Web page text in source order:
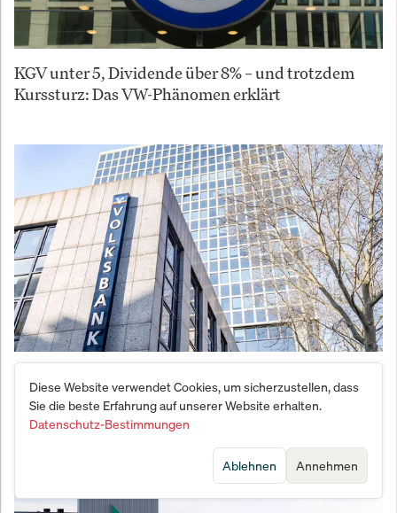
KGV unter 5, Dividende über 8% – und trotzdem
Kurssturz: Das VW-Phänomen erklärt
Manager wehrt sich gegen Bordell-Vorwürfe
Diese Website verwendet Cookies, um sicherzustellen, dass
Sie die beste Erfahrung auf unserer Website erhalten.
Datenschutz-Bestimmungen
Annehmen
Ablehnen